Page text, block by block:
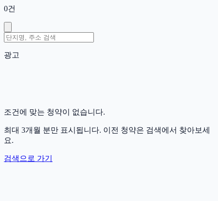
0건
광고
조건에 맞는 청약이 없습니다.
최대 3개월 분만 표시됩니다. 이전 청약은 검색에서 찾아보세
요.
검색으로 가기